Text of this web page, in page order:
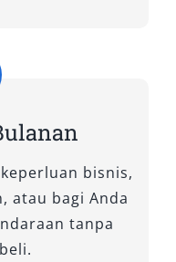
Mobil yang
mobil
baik, ulasan
yang jelas.
transparan soal
responsif,
layak pakai
bisnis,
atau bagi Anda
tanpa